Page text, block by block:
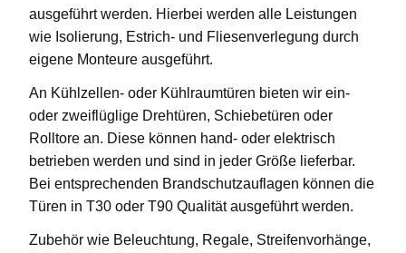
ausgeführt werden. Hierbei werden alle Leistungen
wie Isolierung, Estrich- und Fliesenverlegung durch
eigene Monteure ausgeführt.
An Kühlzellen- oder Kühlraumtüren bieten wir ein-
oder zweiflüglige Drehtüren, Schiebetüren oder
Rolltore an. Diese können hand- oder elektrisch
betrieben werden und sind in jeder Größe lieferbar.
Bei entsprechenden Brandschutzauflagen können die
Türen in T30 oder T90 Qualität ausgeführt werden.
Zubehör wie Beleuchtung, Regale, Streifenvorhänge,